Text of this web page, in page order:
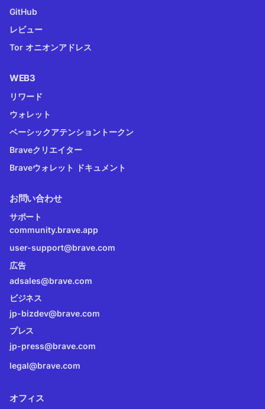
GitHub
レビュー
Tor オニオンアドレス
WEB3
リワード
ウォレット
ベーシックアテンショントークン
Braveクリエイター
Braveウォレット ドキュメント
お問い合わせ
サポート
community.brave.app
user-support@brave.com
広告
adsales@brave.com
ビジネス
jp-bizdev@brave.com
プレス
jp-press@brave.com
legal@brave.com
オフィス